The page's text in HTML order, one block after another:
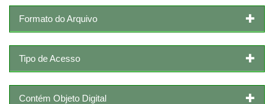
Formato do Arquivo
Tipo de Acesso
Contém Objeto Digital